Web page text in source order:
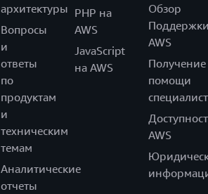
архитектуры
Вопросы
и
ответы
по
продуктам
и
техническим
темам
Аналитические
отчеты
PHP на
AWS
JavaScript
на AWS
Обзор
AWS
Получение
помощи
AWS